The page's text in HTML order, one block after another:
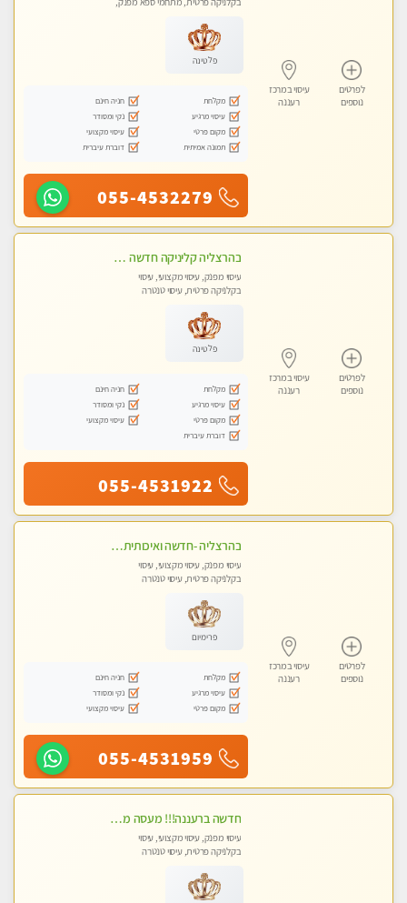
לפרטים
נוספים
עיסוי במרכז
רעננה
פלטינה
מקלחת
חניה חינם
עיסוי מרגיע
נקי ומסודר
מקום פרטי
עיסוי מקצועי
תמונה אמיתית
דוברת עיברית
055-4532279
לפרטים
נוספים
עיסוי במרכז
רעננה
בהרצליה קליניקה חדשה פרטית ואיכותית לעיסוי מקצועי ומפנק
עיסוי מפנק, עיסוי מקצועי, עיסוי
בקלניקה פרטית, עיסוי טנטרה
פלטינה
מקלחת
חניה חינם
עיסוי מרגיע
נקי ומסודר
מקום פרטי
עיסוי מקצועי
דוברת עיברית
055-4531922
לפרטים
נוספים
עיסוי במרכז
רעננה
בהרצליה -חדשה ואיכותית במקום נקי ומסודר מומלץ מאוד! מומלץ !!אירוח ברמה אחרת ...כולל שתיה חמה/קרה + בקבוק מים
עיסוי מפנק, עיסוי מקצועי, עיסוי
בקלניקה פרטית, עיסוי טנטרה
פרימיום
מקלחת
חניה חינם
עיסוי מרגיע
נקי ומסודר
מקום פרטי
עיסוי מקצועי
055-4531959
חדשה ברעננה!!! מעסה מקצועית ו סבלנית עם ידיים זהב, מזמינה אותך ל עיסוי שוודי מקצועי ללא מין ....
עיסוי מפנק, עיסוי מקצועי, עיסוי
בקלניקה פרטית, עיסוי טנטרה